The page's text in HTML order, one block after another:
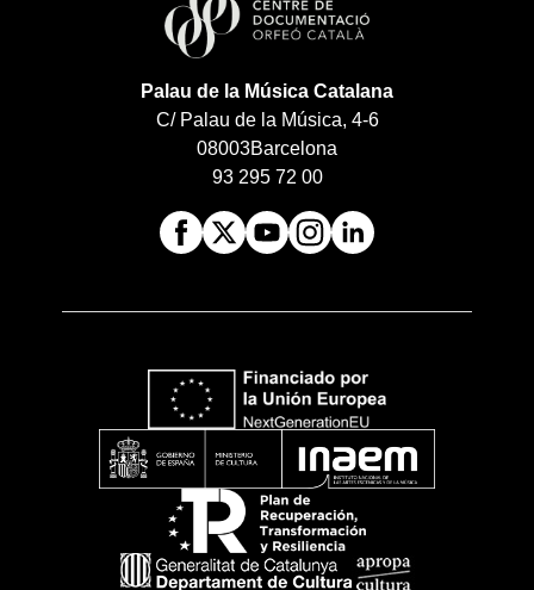
Palau de la Música Catalana
C/ Palau de la Música, 4-6
08003Barcelona
93 295 72 00